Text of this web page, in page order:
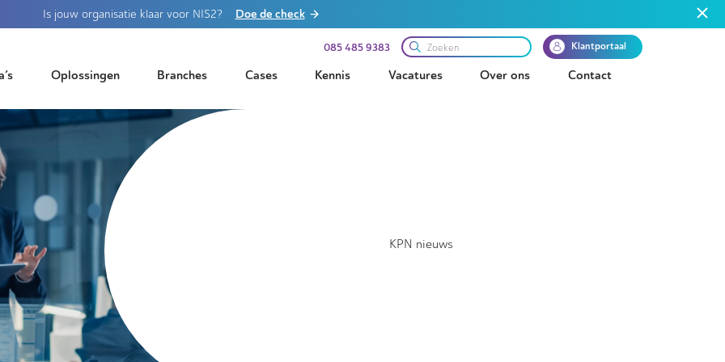
Is jouw organisatie klaar voor NIS2? Doe de check
085 485 9383 Klantportaal
Oplossingen Branches Cases Kennis Vacatures Over ons Contact
KPN nieuws